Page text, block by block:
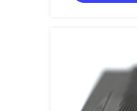
Δαχτυλίδες